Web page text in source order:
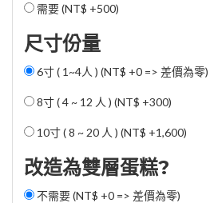
需要 (NT$ +500)
尺寸份量
6寸 ( 1~4人 ) (NT$ +0 => 差價為零)
8寸 ( 4 ~ 12 人 ) (NT$ +300)
10寸 ( 8 ~ 20 人 ) (NT$ +1,600)
改造為雙層蛋糕?
不需要 (NT$ +0 => 差價為零)